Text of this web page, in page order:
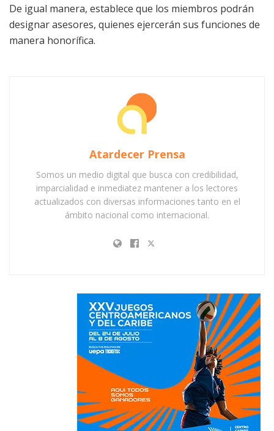
De igual manera, establece que los miembros podrán
designar asesores, quienes ejercerán sus funciones de
manera honorífica.
Atardecer Prensa
Somos un medio digital que busca con credibilidad,
imparcialidad e inmediatez mantener a los lectores
actualizados con diversas informaciones tanto en el
ámbito nacional como internacional.